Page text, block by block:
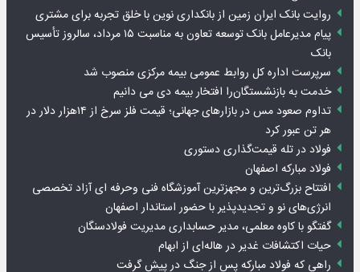
روایت بانک ایران زمین از بانکداری نوین با خلق تجربه برای مشتری
پیام مدیرعامل بانک توسعه تعاون به مناسبت ۱۵ مرداد، سالروز تأسیس
بانک
سرپرست اداره کل روابط عمومی بیمه مرکزی منصوب شد
خدمت به بازنشستگان‌را افتخار بیمه دی می دانیم
تداوم صعود مس در بازارهای جهانی؛ قیمت فلز سرخ از ۱۴هزار دلار در
هر تن عبور کرد
فولاد در تله قیمت‌گذاری دستوری
فولاد مبارکه اصفهان
افتتاح بزرگ‌ترین و مجهزترین آموزشگاه فنی وحرفه ای آزاد تخصصی
انرژی‌های نو و تجدیدپذیر با حضور استاندار اصفهان
گفتگو با کاوه معلمی، مدیر حسابداری مدیریت فولادسنگان
حیات اکتشافات غدیر در هاله‌ای از ابهام
راهی که فولاد مبارکه پس از جنگ در پیش گرفت